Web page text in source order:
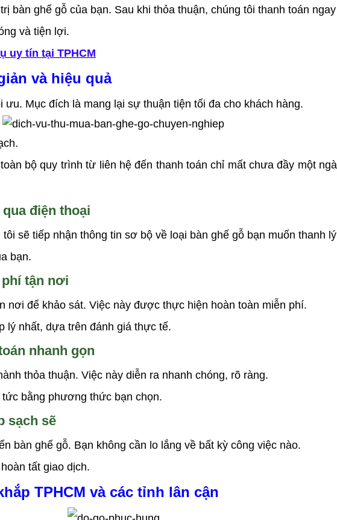
bàn ghế gỗ của bạn. Sau khi thỏa thuận, chúng tôi thanh toán
và tiện lợi.
uy tín tại TPHCM
và hiệu quả
Mục đích là mang lại sự thuận tiện tối đa cho khách hàng.
bộ quy trình từ liên hệ đến thanh toán chỉ mất chưa đầy một
điện thoại
sẽ tiếp nhận thông tin sơ bộ về loại bàn ghế gỗ bạn muốn thanh
bạn.
tận nơi
nơi để khảo sát. Việc này được thực hiện hoàn toàn miễn phí.
lý nhất, dựa trên đánh giá thực tế.
nhanh gọn
thỏa thuận. Việc này diễn ra nhanh chóng, rõ ràng.
bằng phương thức bạn chọn.
sạch sẽ
bàn ghế gỗ. Bạn không cần lo lắng về bất kỳ công việc nào.
tất giao dịch.
TPHCM và các tỉnh lân cận